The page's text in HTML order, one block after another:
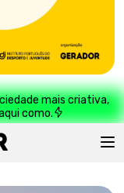
mais criativa,
como.